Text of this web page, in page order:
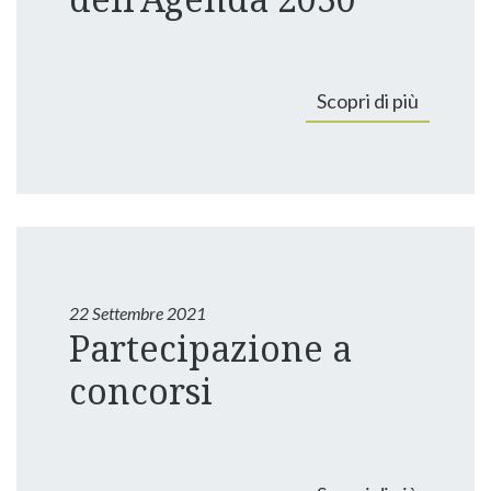
Scopri di più
22 Settembre 2021
Partecipazione a
concorsi